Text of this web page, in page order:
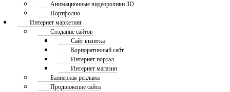
Анимационные видеоролики 3D
Портфолио
Интернет маркетинг
Создание сайтов
Сайт визитка
Корпоративный сайт
Интернет портал
Интернет магазин
Баннерная реклама
Продвижение сайта